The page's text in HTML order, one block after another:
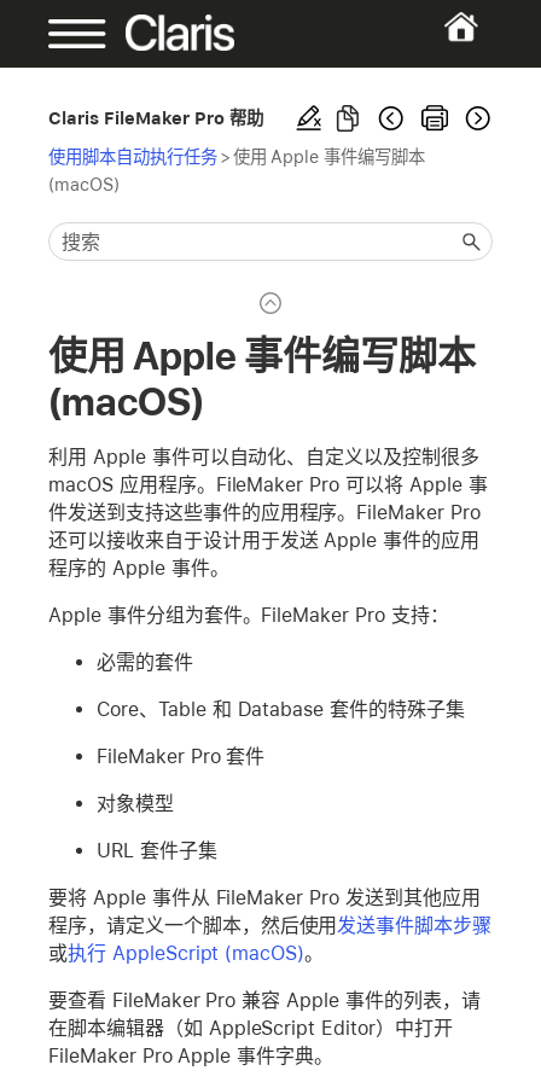
Claris FileMaker Pro 帮助
使用脚本自动执行任务>使用 Apple 事件编写脚本
(macOS)
使用 Apple 事件编写脚本
(macOS)
利用 Apple 事件可以自动化、自定义以及控制很多
macOS 应用程序。FileMaker Pro 可以将 Apple 事
件发送到支持这些事件的应用程序。FileMaker Pro
还可以接收来自于设计用于发送 Apple 事件的应用
程序的 Apple 事件。
Apple 事件分组为套件。FileMaker Pro 支持：
必需的套件
Core、Table 和 Database 套件的特殊子集
FileMaker Pro 套件
对象模型
URL 套件子集
要将 Apple 事件从 FileMaker Pro 发送到其他应用
程序，请定义一个脚本，然后使用发送事件脚本步骤
或执行 AppleScript (macOS)。
要查看 FileMaker Pro 兼容 Apple 事件的列表，请
在脚本编辑器（如 AppleScript Editor）中打开
FileMaker Pro Apple 事件字典。